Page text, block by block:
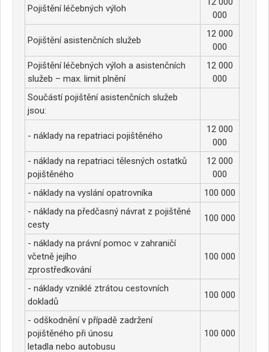
Pojištění léčebných výloh
000
Pojištění asistenčních služeb
12 000
000
Pojištění léčebných výloh a asistenčních
služeb – max. limit plnění
12 000
000
Součástí pojištění asistenčních služeb
jsou:
- náklady na repatriaci pojištěného
12 000
000
- náklady na repatriaci tělesných ostatků
pojištěného
12 000
000
- náklady na vyslání opatrovníka
100 000
- náklady na předčasný návrat z pojištěné
cesty
100 000
- náklady na právní pomoc v zahraničí
včetně jejího
zprostředkování
100 000
- náklady vzniklé ztrátou cestovních
dokladů
100 000
- odškodnění v případě zadržení
pojištěného při únosu
letadla nebo autobusu
100 000